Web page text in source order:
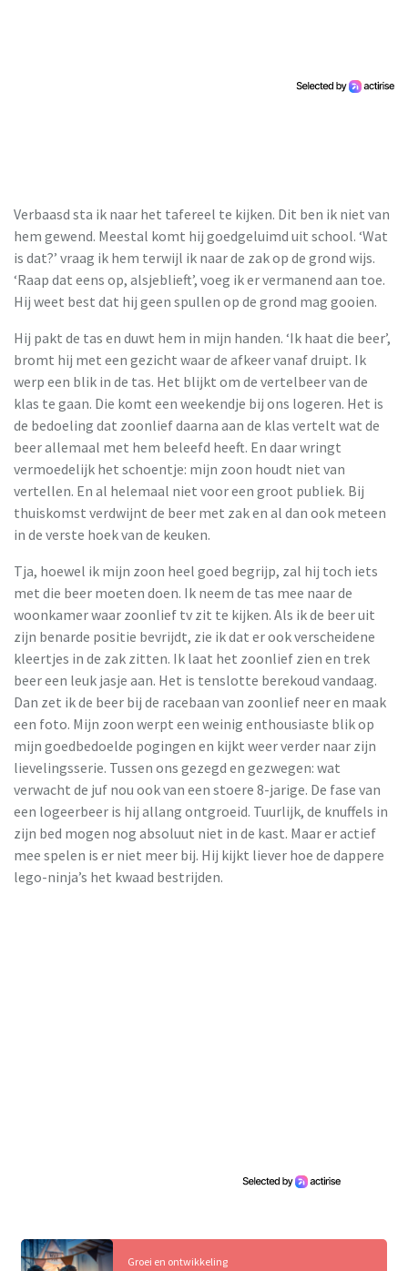
Verbaasd sta ik naar het tafereel te kijken. Dit ben ik niet van
hem gewend. Meestal komt hij goedgeluimd uit school. ‘Wat
is dat?’ vraag ik hem terwijl ik naar de zak op de grond wijs.
‘Raap dat eens op, alsjeblieft’, voeg ik er vermanend aan toe.
Hij weet best dat hij geen spullen op de grond mag gooien.
Hij pakt de tas en duwt hem in mijn handen. ‘Ik haat die beer’,
bromt hij met een gezicht waar de afkeer vanaf druipt. Ik
werp een blik in de tas. Het blijkt om de vertelbeer van de
klas te gaan. Die komt een weekendje bij ons logeren. Het is
de bedoeling dat zoonlief daarna aan de klas vertelt wat de
beer allemaal met hem beleefd heeft. En daar wringt
vermoedelijk het schoentje: mijn zoon houdt niet van
vertellen. En al helemaal niet voor een groot publiek. Bij
thuiskomst verdwijnt de beer met zak en al dan ook meteen
in de verste hoek van de keuken.
Tja, hoewel ik mijn zoon heel goed begrijp, zal hij toch iets
met die beer moeten doen. Ik neem de tas mee naar de
woonkamer waar zoonlief tv zit te kijken. Als ik de beer uit
zijn benarde positie bevrijdt, zie ik dat er ook verscheidene
kleertjes in de zak zitten. Ik laat het zoonlief zien en trek
beer een leuk jasje aan. Het is tenslotte berekoud vandaag.
Dan zet ik de beer bij de racebaan van zoonlief neer en maak
een foto. Mijn zoon werpt een weinig enthousiaste blik op
mijn goedbedoelde pogingen en kijkt weer verder naar zijn
lievelingsserie. Tussen ons gezegd en gezwegen: wat
verwacht de juf nou ook van een stoere 8-jarige. De fase van
een logeerbeer is hij allang ontgroeid. Tuurlijk, de knuffels in
zijn bed mogen nog absoluut niet in de kast. Maar er actief
mee spelen is er niet meer bij. Hij kijkt liever hoe de dappere
lego-ninja’s het kwaad bestrijden.
Groei en ontwikkeling